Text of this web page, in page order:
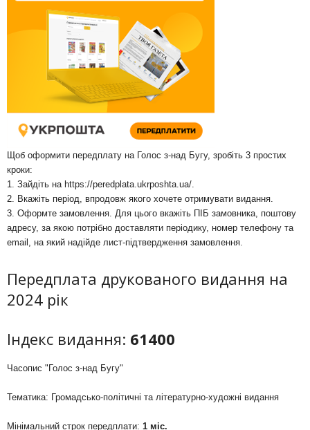
Щоб оформити передплату на Голос з-над Бугу, зробіть 3 простих
кроки:
1. Зайдіть на https://peredplata.ukrposhta.ua/.
2. Вкажіть період, впродовж якого хочете отримувати видання.
3. Оформте замовлення. Для цього вкажіть ПІБ замовника, поштову
адресу, за якою потрібно доставляти періодику, номер телефону та
email, на який надійде лист-підтвердження замовлення.
Передплата друкованого видання на
2024 рік
Індекс видання: 61400
Часопис "Голос з-над Бугу"
Тематика: Громадсько-політичні та літературно-художні видання
Мінімальний строк передплати: 1 міс.